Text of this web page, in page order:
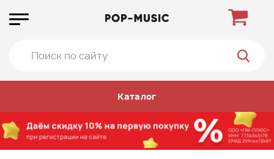
Каталог